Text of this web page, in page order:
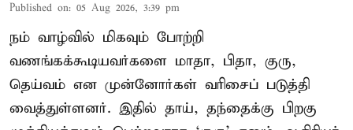
Published on: 05 Aug 2026, 3:39 pm
நம் வாழ்வில் மிகவும் போற்றி
வணங்கக்கூடியவர்களை மாதா, பிதா, குரு,
தெய்வம் என முன்னோர்கள் வரிசைப் படுத்தி
வைத்துள்ளனர். இதில் தாய், தந்தைக்கு பிறகு